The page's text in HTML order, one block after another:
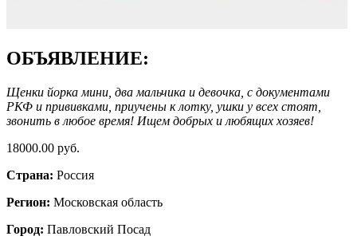
ОБЪЯВЛЕНИЕ:
Щенки йорка мини, два мальчика и девочка, с документами
РКФ и прививками, приучены к лотку, ушки у всех стоят,
звонить в любое время! Ищем добрых и любящих хозяев!
18000.00 руб.
Страна: Россия
Регион: Московская область
Город: Павловский Посад